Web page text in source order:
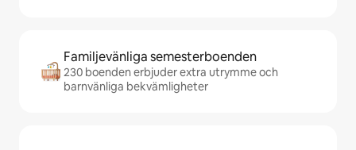
Familjevänliga semesterboenden
230 boenden erbjuder extra utrymme och
barnvänliga bekvämligheter